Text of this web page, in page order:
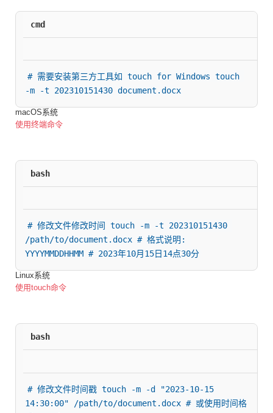
cmd
# 需要安装第三方工具如 touch for Windows touch
-m -t 202310151430 document.docx
macOS系统
使用终端命令
bash
# 修改文件修改时间 touch -m -t 202310151430
/path/to/document.docx # 格式说明:
YYYYMMDDHHMM # 2023年10月15日14点30分
Linux系统
使用touch命令
bash
# 修改文件时间戳 touch -m -d "2023-10-15
14:30:00" /path/to/document.docx # 或使用时间格